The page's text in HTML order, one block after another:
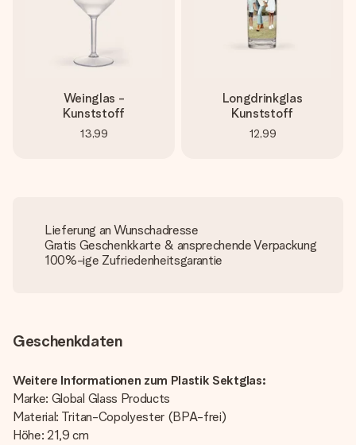
Weinglas -
Kunststoff
13,99
Longdrinkglas
Kunststoff
12,99
Lieferung an Wunschadresse
Gratis Geschenkkarte & ansprechende Verpackung
100%-ige Zufriedenheitsgarantie
Geschenkdaten
Weitere Informationen zum Plastik Sektglas:
Marke: Global Glass Products
Material: Tritan-Copolyester (BPA-frei)
Höhe: 21,9 cm